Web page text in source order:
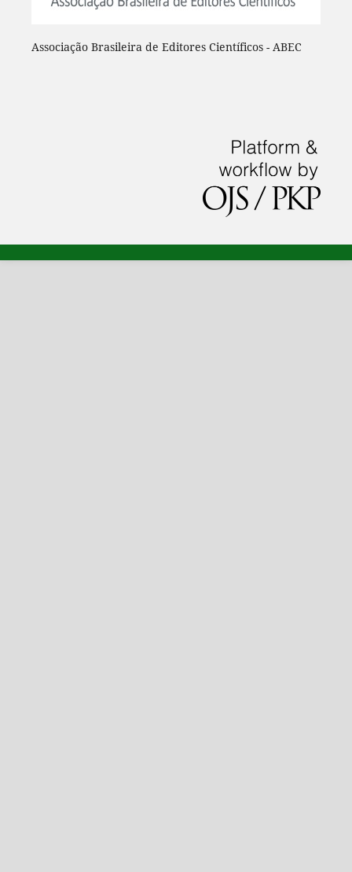
Associação Brasileira de Editores Científicos - ABEC